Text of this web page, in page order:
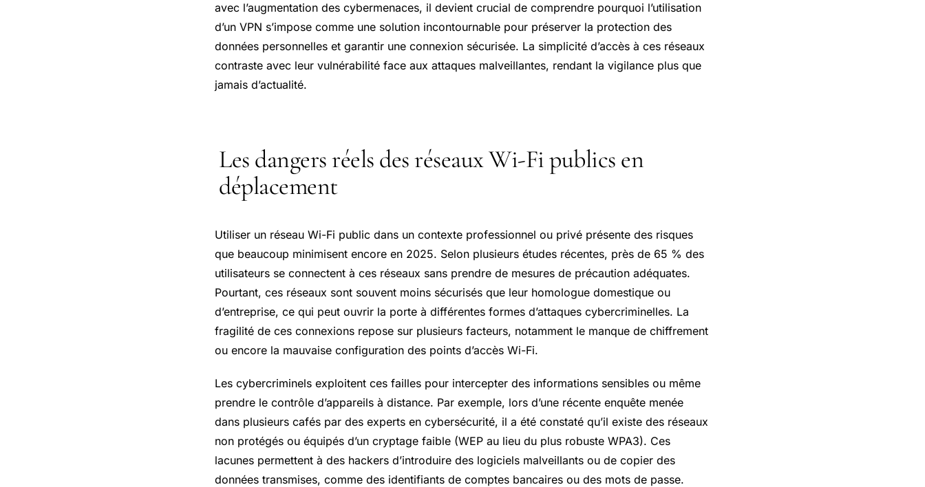
avec l’augmentation des cybermenaces, il devient crucial de comprendre pourquoi l’utilisation
d’un VPN s’impose comme une solution incontournable pour préserver la protection des
données personnelles et garantir une connexion sécurisée. La simplicité d’accès à ces réseaux
contraste avec leur vulnérabilité face aux attaques malveillantes, rendant la vigilance plus que
jamais d’actualité.
Les dangers réels des réseaux Wi-Fi publics en
déplacement
Utiliser un réseau Wi-Fi public dans un contexte professionnel ou privé présente des risques
que beaucoup minimisent encore en 2025. Selon plusieurs études récentes, près de 65 % des
utilisateurs se connectent à ces réseaux sans prendre de mesures de précaution adéquates.
Pourtant, ces réseaux sont souvent moins sécurisés que leur homologue domestique ou
d’entreprise, ce qui peut ouvrir la porte à différentes formes d’attaques cybercriminelles. La
fragilité de ces connexions repose sur plusieurs facteurs, notamment le manque de chiffrement
ou encore la mauvaise configuration des points d’accès Wi-Fi.
Les cybercriminels exploitent ces failles pour intercepter des informations sensibles ou même
prendre le contrôle d’appareils à distance. Par exemple, lors d’une récente enquête menée
dans plusieurs cafés par des experts en cybersécurité, il a été constaté qu’il existe des réseaux
non protégés ou équipés d’un cryptage faible (WEP au lieu du plus robuste WPA3). Ces
lacunes permettent à des hackers d’introduire des logiciels malveillants ou de copier des
données transmises, comme des identifiants de comptes bancaires ou des mots de passe.